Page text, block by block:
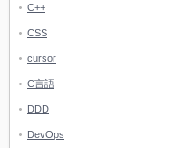
C++
CSS
cursor
C言語
DDD
DevOps